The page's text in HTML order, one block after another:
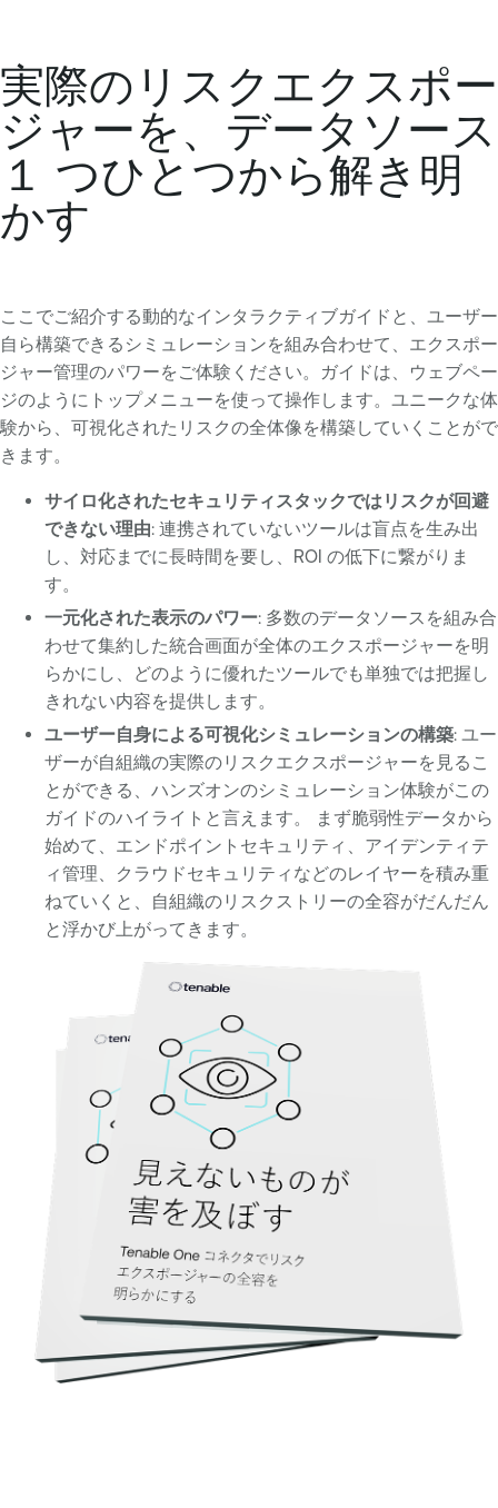
実際のリスクエクスポー
ジャーを、データソース
１ つひとつから解き明
かす
ここでご紹介する動的なインタラクティブガイドと、ユーザー
自ら構築できるシミュレーションを組み合わせて、エクスポー
ジャー管理のパワーをご体験ください。ガイドは、ウェブペー
ジのようにトップメニューを使って操作します。ユニークな体
験から、可視化されたリスクの全体像を構築していくことがで
きます。
サイロ化されたセキュリティスタックではリスクが回避
できない理由: 連携されていないツールは盲点を生み出
し、対応までに長時間を要し、ROI の低下に繋がりま
す。
一元化された表示のパワー: 多数のデータソースを組み合
わせて集約した統合画面が全体のエクスポージャーを明
らかにし、どのように優れたツールでも単独では把握し
きれない内容を提供します。
ユーザー自身による可視化シミュレーションの構築: ユー
ザーが自組織の実際のリスクエクスポージャーを見るこ
とができる、ハンズオンのシミュレーション体験がこの
ガイドのハイライトと言えます。 まず脆弱性データから
始めて、エンドポイントセキュリティ、アイデンティテ
ィ管理、クラウドセキュリティなどのレイヤーを積み重
ねていくと、自組織のリスクストリーの全容がだんだん
と浮かび上がってきます。